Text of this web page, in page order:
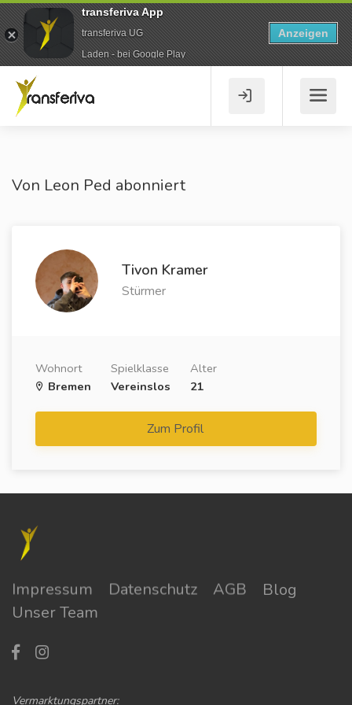
Von Leon Ped abonniert
Tivon Kramer
Stürmer
Wohnort
Bremen
Spielklasse
Vereinslos
Alter
21
Zum Profil
Impressum Datenschutz AGB
Blog
Unser Team
Vermarktungspartner:
transferiva App
transferiva UG
Laden - bei Google Play
Anzeigen